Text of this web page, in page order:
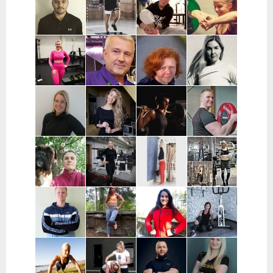
Kärkölä,
Hollola, Lahti,
Lammi
| Varsinais-
Suomi, Turku
| Lohja
| Pohjois-
Pohjanmaa
Joni Vuopio |
Pääkaupunkiseutu
Luukas Tukia |
Helsinki
Heli Toro |
Riihimäki,
Hyvinkää,
Hausjärvi,
Loppi,
Janakkala
Tanja Juntunen |
Päijät-Häme ja
Pääkaupunkiseutu
Charlotta
Grönberg |
Pääkaupunkiseutu
Stefan
Westerback |
Pääkaupunkiseutu
Eeva Nuutinen |
Pääkaupunkiseutu
ja Muu Suomi
Routa
Training |
Helsinki ja
Espoo
Jenni Sukko |
Oulu
Elina Lepistö |
Pirkanmaa
Heidi Soikkeli
| Tampere
Jani Lehtilä |
Turku ja etä
Kati Raittinen
| Turku, Raisio,
Mynämäki,
Masku,
Nousiainen
Jenna Hakala
| Turku ja
Varsinais-
Suomi
Leinimaa |
Hyvinkää,
Hausjärvi,
Riihimäki
Christin
Moritz |
Helsinki,
Espoo ja
Vantaa
Samuli
Huttunen |
Porvoo ja
Janette
Latva-
Valkama |
Sofia Kuisti-
Rannanjärvi |
Seinäjoki ja
Jenni Harala |
Keski-Uusimaa ja
Pääkaupunkiseutu